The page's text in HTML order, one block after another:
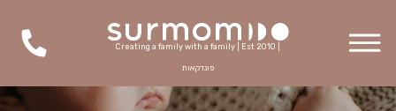
Creating a family with a family | Est 2010 |
פונדקאות